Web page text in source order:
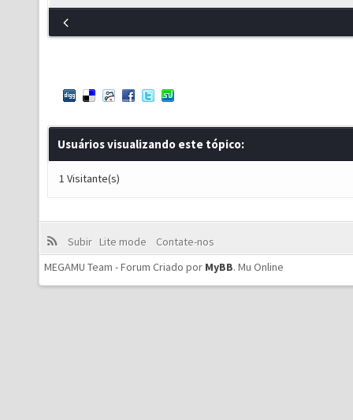
Usuários visualizando este tópico:
1 Visitante(s)
Subir Lite mode
Contate-nos
MEGAMU Team - Forum Criado por MyBB. Mu Online